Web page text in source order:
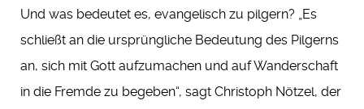
Und was bedeutet es, evangelisch zu pilgern? „Es
schließt an die ursprüngliche Bedeutung des Pilgerns
an, sich mit Gott aufzumachen und auf Wanderschaft
in die Fremde zu begeben“, sagt Christoph Nötzel, der